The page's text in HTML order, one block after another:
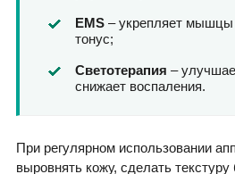
EMS – укрепляет
тонус;
Светотерапия –
снижает воспаления.
При регулярном использовании
выровнять кожу, сделать